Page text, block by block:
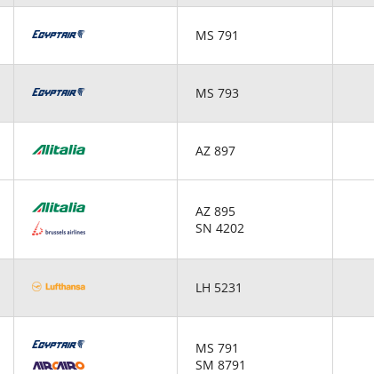
MS 791
MS 793
AZ 897
AZ 895
SN 4202
LH 5231
MS 791
SM 8791